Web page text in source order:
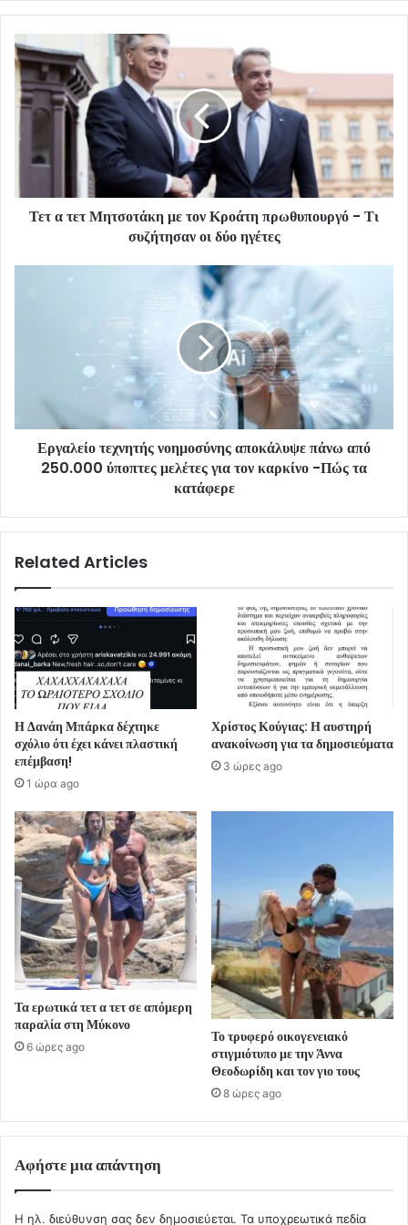
Τετ α τετ Μητσοτάκη με τον Κροάτη πρωθυπουργό - Τι
συζήτησαν οι δύο ηγέτες
Εργαλείο τεχνητής νοημοσύνης αποκάλυψε πάνω από
250.000 ύποπτες μελέτες για τον καρκίνο -Πώς τα
κατάφερε
Related Articles
Η Δανάη Μπάρκα δέχτηκε
σχόλιο ότι έχει κάνει πλαστική
επέμβαση!
1 ώρα ago
Χρίστος Κούγιας: Η αυστηρή
ανακοίνωση για τα δημοσιεύματα
3 ώρες ago
Τα ερωτικά τετ α τετ σε απόμερη
παραλία στη Μύκονο
6 ώρες ago
Το τρυφερό οικογενειακό
στιγμιότυπο με την Άννα
Θεοδωρίδη και τον γιο τους
8 ώρες ago
Αφήστε μια απάντηση
Η ηλ. διεύθυνση σας δεν δημοσιεύεται. Τα υποχρεωτικά πεδία